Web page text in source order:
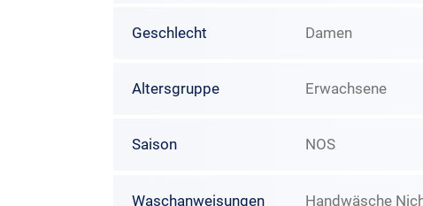
Geschlecht Damen
Altersgruppe Erwachsene
Saison NOS
Waschanweisungen Handwäsche